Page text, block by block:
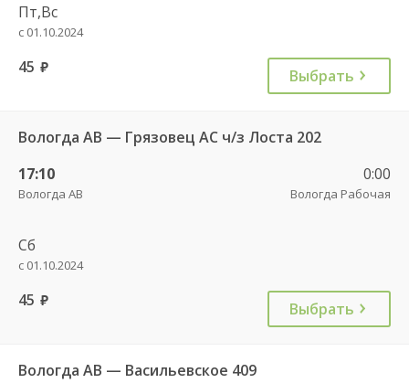
Пт,Вс
с 01.10.2024
45 руб. Выбрать
Вологда АВ — Грязовец АС ч/з Лоста 202
17:10
Вологда АВ
0:00
Вологда Рабочая
Сб
с 01.10.2024
45 руб. Выбрать
Вологда АВ — Васильевское 409